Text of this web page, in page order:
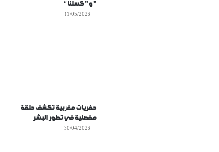
” و ” كسلنا “
11/05/2026
حفريات مغربية تكشف حلقة
مفصلية في تطور البشر
30/04/2026